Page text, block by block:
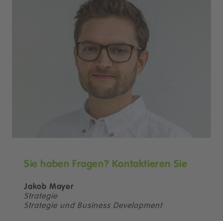
Sie haben Fragen? Kontaktieren Sie
Jakob Mayer
Strategie
Strategie und Business Development